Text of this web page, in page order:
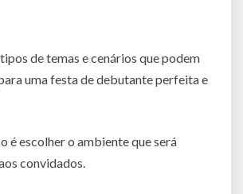
de temas e cenários que podem
uma festa de debutante perfeita e
é escolher o ambiente que será
convidados.